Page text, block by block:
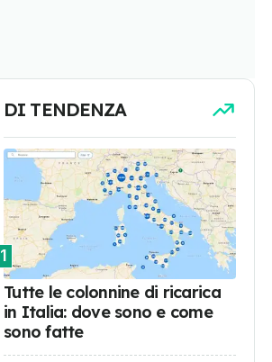
DI TENDENZA
1
Tutte le colonnine di ricarica
in Italia: dove sono e come
sono fatte